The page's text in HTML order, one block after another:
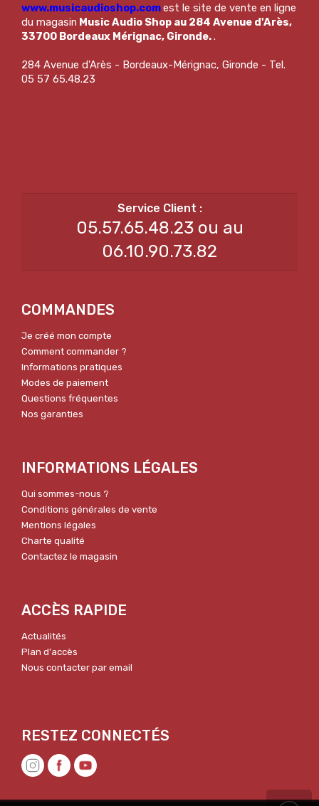
www.musicaudioshop.comest le site de vente en ligne
du magasin Music Audio Shop au 284 Avenue d'Arès,
33700 Bordeaux Mérignac, Gironde..
284 Avenue d'Arès - Bordeaux-Mérignac, Gironde - Tel.
05 57 65.48.23
05.57.65.48.23 ou au
06.10.90.73.82
COMMANDES
Je créé mon compte
Comment commander ?
Informations pratiques
Modes de paiement
Questions fréquentes
Nos garanties
INFORMATIONS LÉGALES
Qui sommes-nous ?
Conditions générales de vente
Mentions légales
Charte qualité
Contactez le magasin
ACCÈS RAPIDE
Actualités
Plan d'accès
Nous contacter par email